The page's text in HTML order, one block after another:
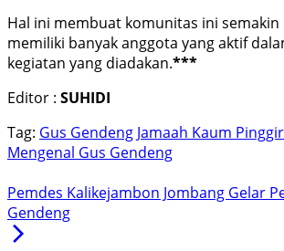
Hal ini membuat komunitas ini
memiliki banyak anggota yang aktif
kegiatan yang diadakan.***
Editor : SUHIDI
Tag: Gus Gendeng Jamaah Kaum
Mengenal Gus Gendeng
Pemdes Kalikejambon Jombang Gelar
Gendeng